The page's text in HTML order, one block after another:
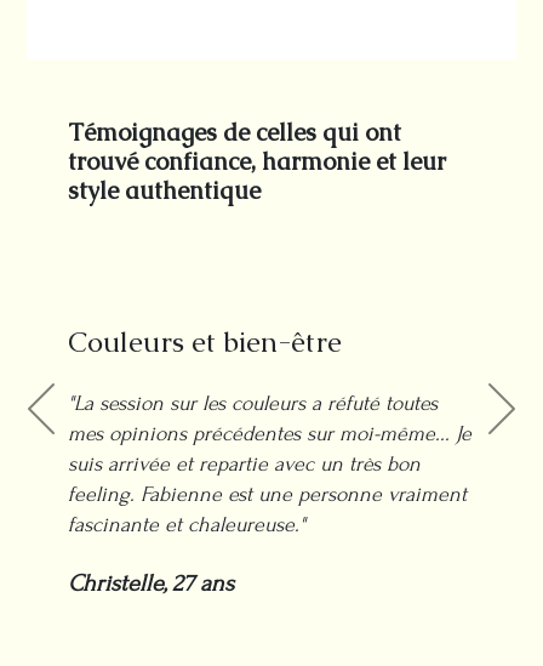
Témoignages de celles qui ont
trouvé confiance, harmonie et leur
style authentique
Couleurs et bien-être
"La session sur les couleurs a réfuté toutes
mes opinions précédentes sur moi-même... Je
suis arrivée et repartie avec un très bon
feeling. Fabienne est une personne vraiment
fascinante et chaleureuse."
Christelle, 27 ans